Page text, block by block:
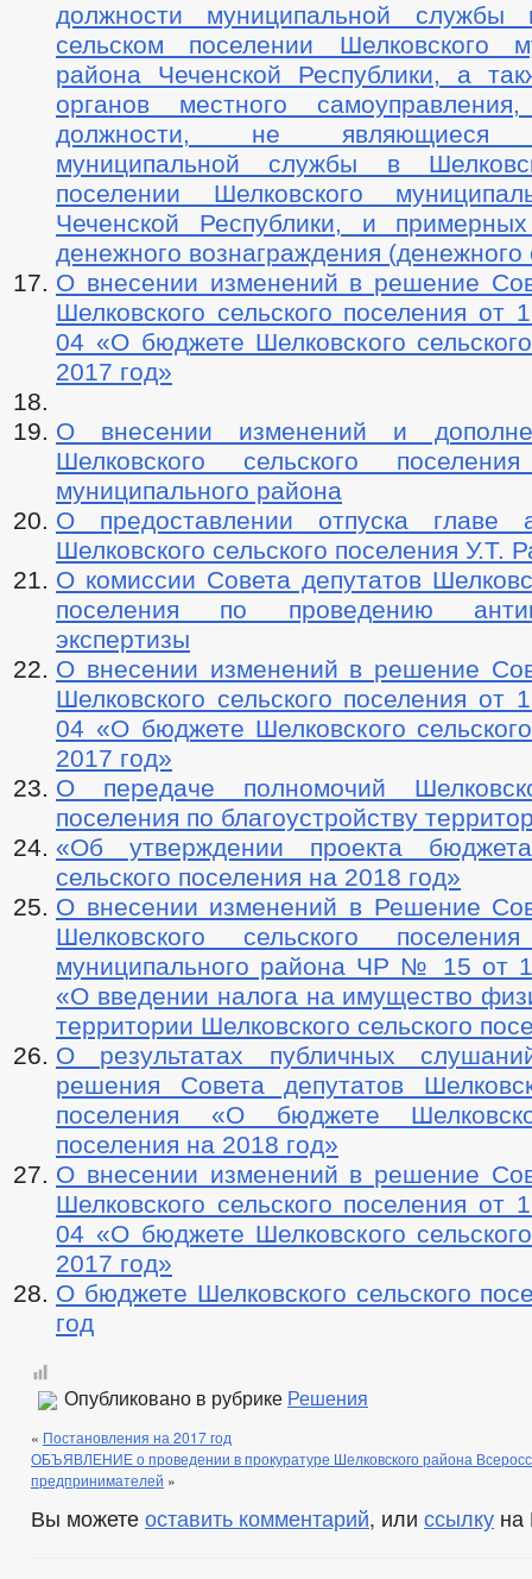
должности муниципальной службы
сельском поселении Шелковского
района Чеченской Республики, а
органов местного
должности, не являющиеся
муниципальной службы в
поселении Шелковского
Чеченской Республики, и
денежного вознаграждения
О внесении изменений в решение
Шелковского сельского поселения от
04 «О бюджете Шелковского
2017 год»
О внесении изменений и
Шелковского сельского
муниципального района
О предоставлении отпуска главе
Шелковского сельского поселения У.Т.
О комиссии Совета депутатов
поселения по проведению
экспертизы
О внесении изменений в решение
Шелковского сельского поселения от
04 «О бюджете Шелковского
2017 год»
О передаче полномочий
поселения по благоустройству
«Об утверждении проекта
сельского поселения на 2018 год»
О внесении изменений в Решение
Шелковского сельского
муниципального района ЧР № 15 от
«О введении налога на имущество
территории Шелковского сельского
О результатах публичных
решения Совета депутатов
поселения «О бюджете
поселения на 2018 год»
О внесении изменений в решение
Шелковского сельского поселения от
04 «О бюджете Шелковского
2017 год»
О бюджете Шелковского сельского
год
Опубликовано в рубрике Решения
« Постановления на 2017 год
ОБЪЯВЛЕНИЕ о проведении в прокуратуре Шелковского района
предпринимателей »
Вы можете оставить комментарий, или ссылку на